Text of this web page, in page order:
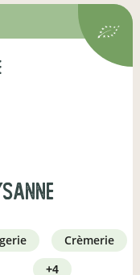
crèmerie
+4